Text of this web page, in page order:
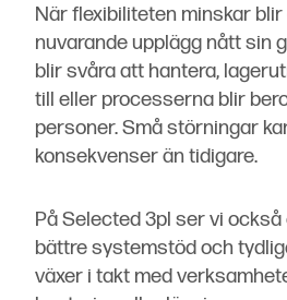
När flexibiliteten minskar
nuvarande upplägg nått sin
blir svåra att hantera,
till eller processerna blir
personer. Små störningar
konsekvenser än tidigare.
På Selected 3pl ser vi
bättre systemstöd och
växer i takt med